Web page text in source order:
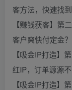
客方法，快速找
【赚钱获客】第
客户爽快付定金
【吸金IP打造】
红IP，订单源源
【吸金IP打造】